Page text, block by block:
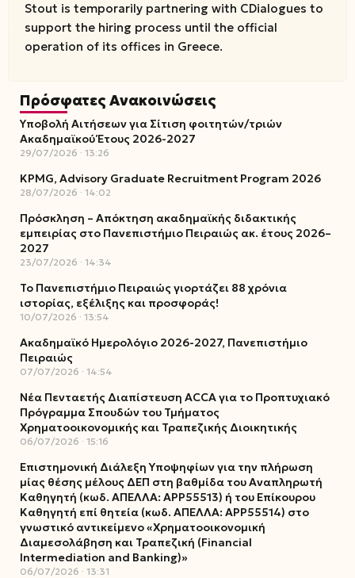
Stout is temporarily partnering with CDialogues to
support the hiring process until the official
operation of its offices in Greece.
Πρόσφατες Ανακοινώσεις
Υποβολή Αιτήσεων για Σίτιση φοιτητών/τριών
Ακαδημαϊκού Έτους 2026-2027
29/07/2026 13:26
KPMG, Advisory Graduate Recruitment Program 2026
28/07/2026 14:02
Πρόσκληση – Απόκτηση ακαδημαϊκής διδακτικής
εμπειρίας στο Πανεπιστήμιο Πειραιώς ακ. έτους 2026–
2027
23/07/2026 14:34
Το Πανεπιστήμιο Πειραιώς γιορτάζει 88 χρόνια
ιστορίας, εξέλιξης και προσφοράς!
10/07/2026 13:54
Ακαδημαϊκό Ημερολόγιο 2026-2027, Πανεπιστήμιο
Πειραιώς
07/07/2026 14:54
Νέα Πενταετής Διαπίστευση ACCA για το Προπτυχιακό
Πρόγραμμα Σπουδών του Τμήματος
Χρηματοοικονομικής και Τραπεζικής Διοικητικής
06/07/2026 15:16
Επιστημονική Διάλεξη Υποψηφίων για την πλήρωση
μίας θέσης μέλους ΔΕΠ στη βαθμίδα του Αναπληρωτή
Καθηγητή (κωδ. ΑΠΕΛΛΑ: ΑΡΡ55513) ή του Επίκουρου
Καθηγητή επί θητεία (κωδ. ΑΠΕΛΛΑ: ΑΡΡ55514) στο
γνωστικό αντικείμενο «Χρηματοοικονομική
Διαμεσολάβηση και Τραπεζική (Financial
Intermediation and Banking)»
06/07/2026 13:31